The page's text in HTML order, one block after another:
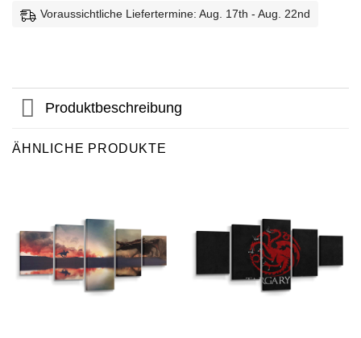
Voraussichtliche Liefertermine: Aug. 17th - Aug. 22nd
Produktbeschreibung
ÄHNLICHE PRODUKTE